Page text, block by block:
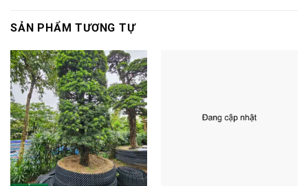
SẢN PHẨM TƯƠNG TỰ